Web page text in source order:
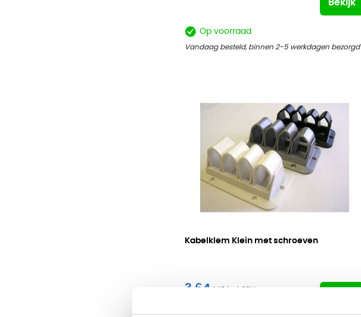
Bekijk
Op voorraad
Vandaag besteld, binnen 2-5 werkdagen bezorgd
Kabelklem Klein met schroeven
3,64